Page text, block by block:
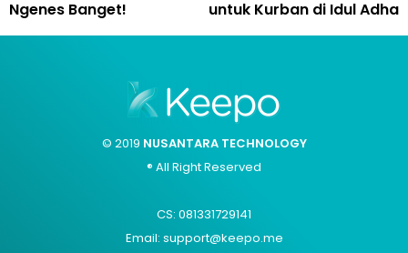
Ngenes Banget!
untuk Kurban di Idul Adha
© 2019 NUSANTARA TECHNOLOGY
® All Right Reserved
CS: 081331729141
Email: support@keepo.me